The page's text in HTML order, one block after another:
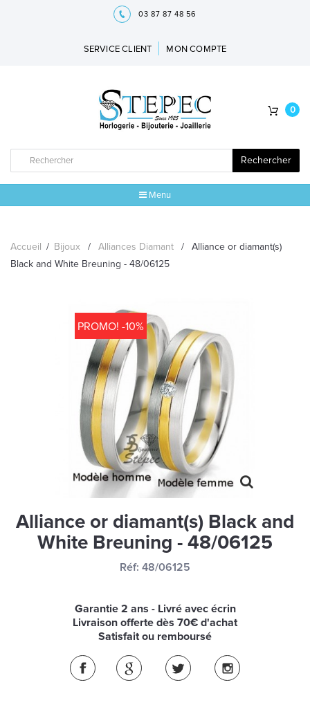
03 87 87 48 56
SERVICE CLIENT MON COMPTE
Rechercher
0
Menu
MARQUES
MONTRES
LES GEORGETTES
SWAROVSKI
BONNES AFFAIRES
CARTES CADEAUX
IDÉE CADEAUX
QUI SOMMES NOUS
Accueil / Bijoux / Alliances Diamant /
Alliance or diamant(s)
Black and White Breuning - 48/06125
PROMO! -10%
Alliance or diamant(s) Black and
White Breuning - 48/06125
Réf: 48/06125
Garantie 2 ans - Livré avec écrin
Livraison offerte dès 70€ d'achat
Satisfait ou remboursé